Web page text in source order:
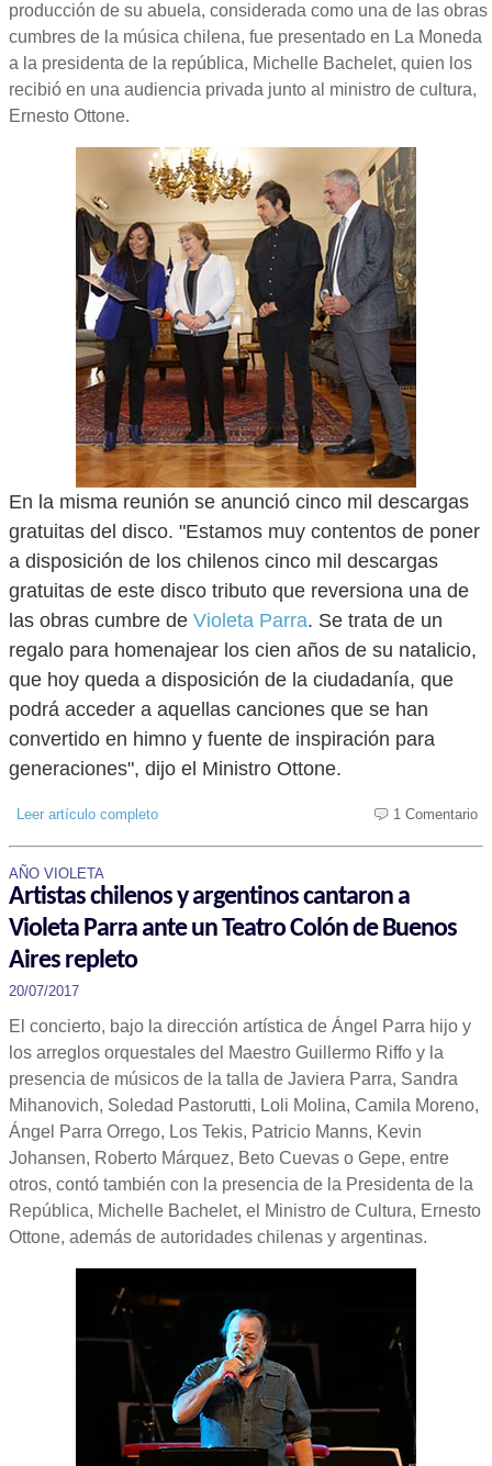
producción de su abuela, considerada como una de las obras
cumbres de la música chilena, fue presentado en La Moneda
a la presidenta de la república, Michelle Bachelet, quien los
recibió en una audiencia privada junto al ministro de cultura,
Ernesto Ottone.
En la misma reunión se anunció cinco mil descargas
gratuitas del disco. "Estamos muy contentos de poner
a disposición de los chilenos cinco mil descargas
gratuitas de este disco tributo que reversiona una de
las obras cumbre de Violeta Parra. Se trata de un
regalo para homenajear los cien años de su natalicio,
que hoy queda a disposición de la ciudadanía, que
podrá acceder a aquellas canciones que se han
convertido en himno y fuente de inspiración para
generaciones", dijo el Ministro Ottone.
Leer artículo completo 1 Comentario
AÑO VIOLETA
Artistas chilenos y argentinos cantaron a
Violeta Parra ante un Teatro Colón de Buenos
Aires repleto
20/07/2017
El concierto, bajo la dirección artística de Ángel Parra hijo y
los arreglos orquestales del Maestro Guillermo Riffo y la
presencia de músicos de la talla de Javiera Parra, Sandra
Mihanovich, Soledad Pastorutti, Loli Molina, Camila Moreno,
Ángel Parra Orrego, Los Tekis, Patricio Manns, Kevin
Johansen, Roberto Márquez, Beto Cuevas o Gepe, entre
otros, contó también con la presencia de la Presidenta de la
República, Michelle Bachelet, el Ministro de Cultura, Ernesto
Ottone, además de autoridades chilenas y argentinas.